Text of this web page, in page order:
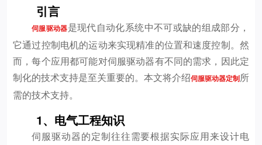
引言
伺服驱动器是现代自动化系统中不可或缺的组成部分，
它通过控制电机的运动来实现精准的位置和速度控制。然
而，每个应用都可能对伺服驱动器有不同的需求，因此定
制化的技术支持是至关重要的。本文将介绍伺服驱动器定制 所
需的技术支持。
1、电气工程知识
伺服驱动器的定制往往需要根据实际应用来设计电